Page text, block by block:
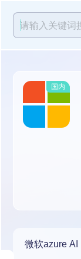
国内
微软azure AI